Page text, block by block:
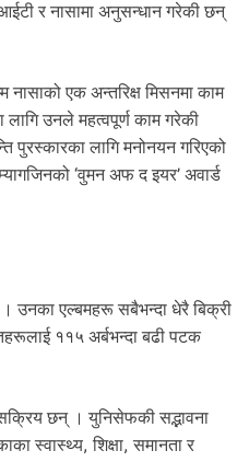
र नासामा अनुसन्धान गरेकी छन्
एक अन्तरिक्ष मिसनमा काम
लागि उनले महत्वपूर्ण काम गरेकी
पुरस्कारका लागि मनोनयन गरिएको
‘वुमन अफ द इयर’ अवार्ड
। उनका एल्बमहरू सबैभन्दा धेरै बिक्री
११५ अर्बभन्दा बढी पटक
सक्रिय छन् । युनिसेफकी सद्भावना
स्वास्थ्य, शिक्षा, समानता र